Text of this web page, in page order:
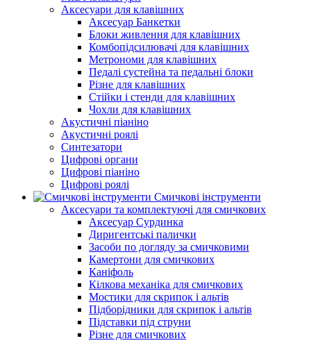
Аксесуари для клавішних
Аксесуар Банкетки
Блоки живлення для клавішних
Комбопідсилювачі для клавішних
Метрономи для клавішних
Педалі сустейна та педальні блоки
Різне для клавішних
Стійки і стенди для клавішних
Чохли для клавішних
Акустичні піаніно
Акустичні роялі
Синтезатори
Цифрові органи
Цифрові піаніно
Цифрові роялі
Смичкові інструменти
Аксесуари та комплектуючі для смичкових
Аксесуар Сурдинка
Диригентські палички
Засоби по догляду за смичковими
Камертони для смичкових
Каніфоль
Кілкова механіка для смичкових
Мостики для скрипок і альтів
Підборiдники для скрипок і альтів
Підставки під струни
Різне для смичкових